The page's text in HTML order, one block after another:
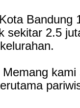
Bandung
sekitar 2.5
kami